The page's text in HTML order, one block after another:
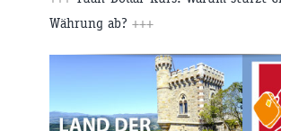
Währung ab? +++